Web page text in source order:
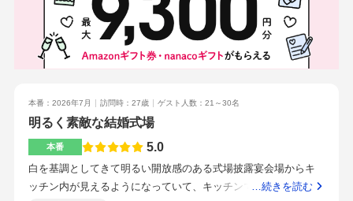
たので節約が出来ました。クオリティが高く、温かい状態で出
て来て嬉しかったです。メインの肉料理やエビを使った揚げ物
がとても美味しかったです。デザートとも綺麗で美味しかった
です。清水駅から徒歩で5分以内で着きます。提携駐車場や駅周
信頼関係が厚くこまめに連携がとれていると感じました。説明
も丁寧で安心しました。スタッフの方がとても温かく、親切で
丁寧に対応してくれたのが嬉しかったです。スタッフ全員で成
功させようとしてくれてるため、やりたいことも相談したら協
力的にやってくれました。疑問点や不安な点は抱え込まずにす
ぐに相談すれば良いと思います。お色直し入場での声掛けはス
本番：2026年7月 訪問時：27歳 ゲスト人数：21～30名
明るく素敵な結婚式場
本番 5.0
白を基調としてきて明るい開放感のある式場披露宴会場からキ
ッチン内が見えるようになっていて、キッチンでのフランベの
…続きを読む